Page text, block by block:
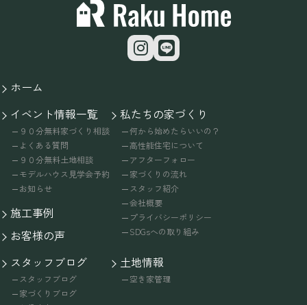
ホーム
イベント情報一覧
９０分無料家づくり相談
よくある質問
９０分無料土地相談
モデルハウス見学会予約
お知らせ
施工事例
お客様の声
私たちの家づくり
何から始めたらいいの？
高性能住宅について
アフターフォロー
家づくりの流れ
スタッフ紹介
会社概要
プライバシーポリシー
SDGsへの取り組み
スタッフブログ
スタッフブログ
家づくりブログ
土地情報
空き家管理